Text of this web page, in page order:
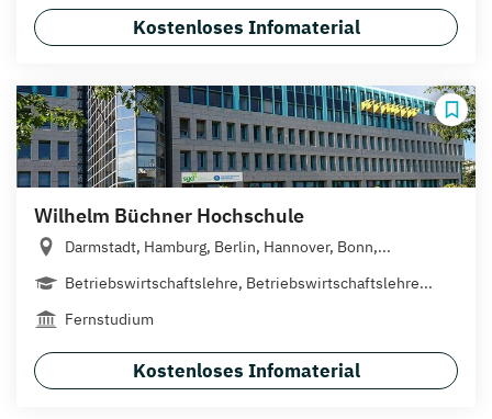
Kostenloses Infomaterial
Wilhelm Büchner Hochschule
Darmstadt, Hamburg, Berlin, Hannover, Bonn,...
Betriebswirtschaftslehre, Betriebswirtschaftslehre...
Fernstudium
Kostenloses Infomaterial